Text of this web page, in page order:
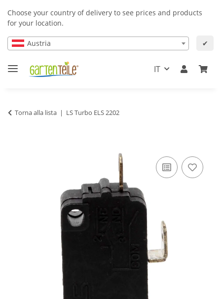
Choose your country of delivery to see prices and products
for your location.
Austria ✔
IT
Torna alla lista LS Turbo ELS 2202